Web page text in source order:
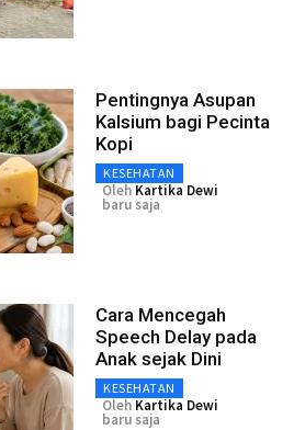
Pentingnya Asupan
Kalsium bagi Pecinta
Kopi
KESEHATAN
Oleh Kartika Dewi
baru saja
Cara Mencegah
Speech Delay pada
Anak sejak Dini
KESEHATAN
Oleh Kartika Dewi
baru saja